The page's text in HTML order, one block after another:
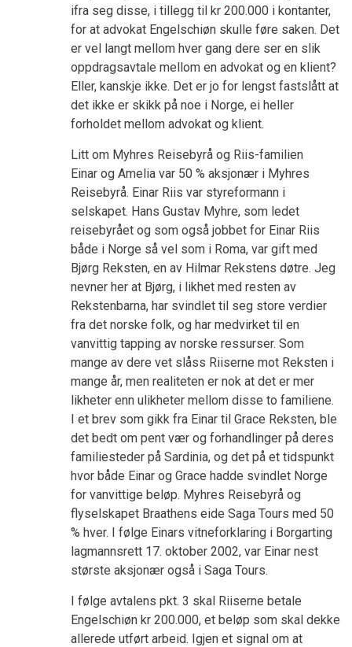
ifra seg disse, i tillegg til kr 200.000 i kontanter,
for at advokat Engelschiøn skulle føre saken. Det
er vel langt mellom hver gang dere ser en slik
oppdragsavtale mellom en advokat og en klient?
Eller, kanskje ikke. Det er jo for lengst fastslått at
det ikke er skikk på noe i Norge, ei heller
forholdet mellom advokat og klient.
Litt om Myhres Reisebyrå og Riis-familien
Einar og Amelia var 50 % aksjonær i Myhres
Reisebyrå. Einar Riis var styreformann i
selskapet. Hans Gustav Myhre, som ledet
reisebyrået og som også jobbet for Einar Riis
både i Norge så vel som i Roma, var gift med
Bjørg Reksten, en av Hilmar Rekstens døtre. Jeg
nevner her at Bjørg, i likhet med resten av
Rekstenbarna, har svindlet til seg store verdier
fra det norske folk, og har medvirket til en
vanvittig tapping av norske ressurser. Som
mange av dere vet slåss Riiserne mot Reksten i
mange år, men realiteten er nok at det er mer
likheter enn ulikheter mellom disse to familiene.
I et brev som gikk fra Einar til Grace Reksten, ble
det bedt om pent vær og forhandlinger på deres
familiesteder på Sardinia, og det på et tidspunkt
hvor både Einar og Grace hadde svindlet Norge
for vanvittige beløp. Myhres Reisebyrå og
flyselskapet Braathens eide Saga Tours med 50
% hver. I følge Einars vitneforklaring i Borgarting
lagmannsrett 17. oktober 2002, var Einar nest
største aksjonær også i Saga Tours.
I følge avtalens pkt. 3 skal Riiserne betale
Engelschiøn kr 200.000, et beløp som skal dekke
allerede utført arbeid. Igjen et signal om at